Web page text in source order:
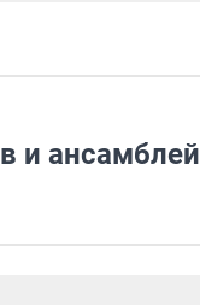
и ансамблей